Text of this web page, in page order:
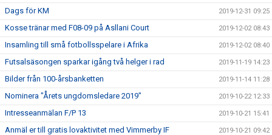
Dags för KM 2019-12-31 09:25
Kosse tränar med F08-09 på Asllani Court 2019-12-02 08:43
Insamling till små fotbollsspelare i Afrika 2019-12-02 08:40
Futsalsäsongen sparkar igång två helger i rad 2019-11-19 14:23
Bilder från 100-årsbanketten 2019-11-14 11:28
Nominera "Årets ungdomsledare 2019" 2019-10-22 12:33
Intresseanmälan F/P 13 2019-10-21 15:41
Anmäl er till gratis lovaktivitet med Vimmerby IF 2019-10-21 09:42